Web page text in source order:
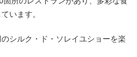
います。
シルク・ド・ソレイユショーを楽